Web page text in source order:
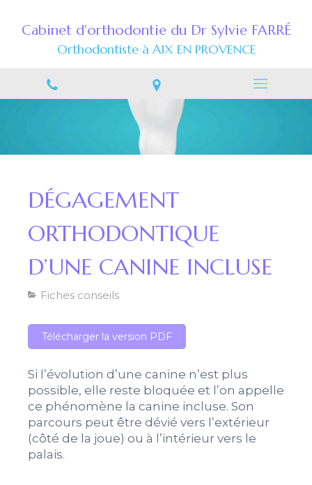
Cabinet d'orthodontie du Dr Sylvie FARRÉ
Orthodontiste à AIX EN PROVENCE
DÉGAGEMENT
ORTHODONTIQUE
D’UNE CANINE INCLUSE
Fiches conseils
Télécharger la version PDF
Si l’évolution d’une canine n’est plus
possible, elle reste bloquée et l’on appelle
ce phénomène la canine incluse. Son
parcours peut être dévié vers l’extérieur
(côté de la joue) ou à l’intérieur vers le
palais.